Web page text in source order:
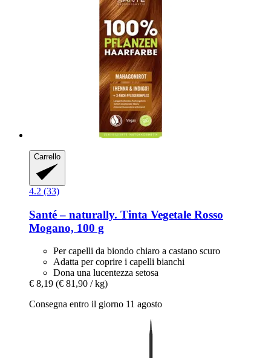
Carrello
4.2 (33)
Santé – naturally. Tinta Vegetale Rosso
Mogano, 100 g
Per capelli da biondo chiaro a castano scuro
Adatta per coprire i capelli bianchi
Dona una lucentezza setosa
€ 8,19 (€ 81,90 / kg)
Consegna entro il giorno 11 agosto